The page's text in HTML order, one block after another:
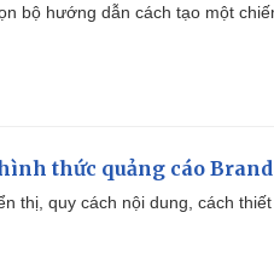
bộ hướng dẫn cách tạo một
thức quảng cáo
thị, quy cách nội dung, cách